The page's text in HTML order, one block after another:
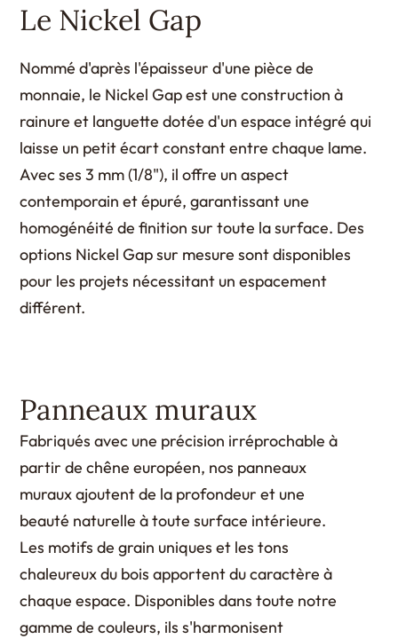
Le Nickel Gap
Nommé d'après l'épaisseur d'une pièce de
monnaie, le Nickel Gap est une construction à
rainure et languette dotée d'un espace intégré qui
laisse un petit écart constant entre chaque lame.
Avec ses 3 mm (1/8"), il offre un aspect
contemporain et épuré, garantissant une
homogénéité de finition sur toute la surface. Des
options Nickel Gap sur mesure sont disponibles
pour les projets nécessitant un espacement
différent.
Panneaux muraux
Fabriqués avec une précision irréprochable à
partir de chêne européen, nos panneaux
muraux ajoutent de la profondeur et une
beauté naturelle à toute surface intérieure.
Les motifs de grain uniques et les tons
chaleureux du bois apportent du caractère à
chaque espace. Disponibles dans toute notre
gamme de couleurs, ils s'harmonisent